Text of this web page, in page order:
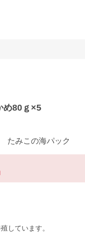
め80ｇ×5
たみこの海パック
しています。